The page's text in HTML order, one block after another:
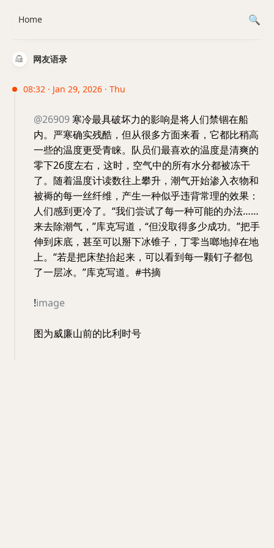
网友语录
08:32 · Jan 29, 2026 · Thu
@26909寒冷最具破坏力的影响是将人们禁锢在船
内。严寒确实残酷，但从很多方面来看，它都比稍高
一些的温度更受青睐。队员们最喜欢的温度是清爽的
零下26度左右，这时，空气中的所有水分都被冻干
了。随着温度计读数往上攀升，潮气开始渗入衣物和
被褥的每一丝纤维，产生一种似乎违背常理的效果：
人们感到更冷了。“我们尝试了每一种可能的办法……
来去除潮气，”库克写道，“但没取得多少成功。”把手
伸到床底，甚至可以掰下冰锥子，丁零当啷地掉在地
上。“若是把床垫抬起来，可以看到每一颗钉子都包
了一层冰。”库克写道。#书摘
!image
图为威廉山前的比利时号
Home